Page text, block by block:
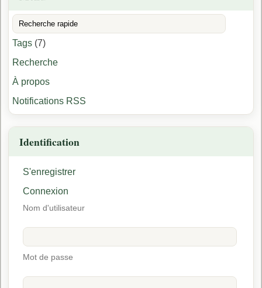
Tags (7)
Recherche
À propos
Notifications RSS
Identification
S'enregistrer
Connexion
Nom d'utilisateur
Mot de passe